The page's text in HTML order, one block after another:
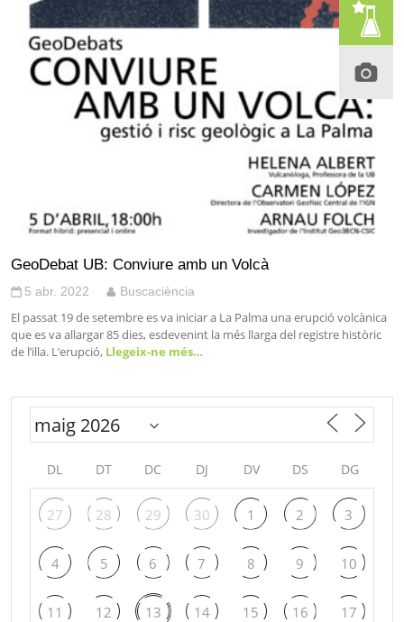
GeoDebat UB: Conviure amb un Volcà
5 abr. 2022 Buscaciència
El passat 19 de setembre es va iniciar a La Palma una erupció volcànica
que es va allargar 85 dies, esdevenint la més llarga del registre històric
de l’illa. L’erupció, Llegeix-ne més…
DL DT DC DJ DV DS DG
27 28 29 30 1 2 3
4 5 6 7 8 9 10
11 12 13 14 15 16 17